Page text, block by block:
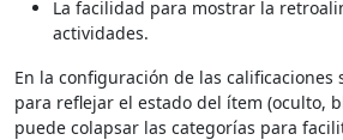
La facilidad para mostrar la
actividades.
En la configuración de las calificaciones
para reflejar el estado del ítem (oculto,
puede colapsar las categorías para